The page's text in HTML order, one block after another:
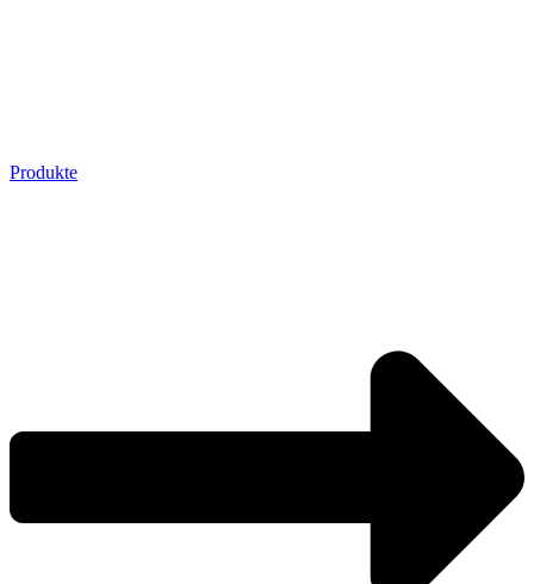
Produkte